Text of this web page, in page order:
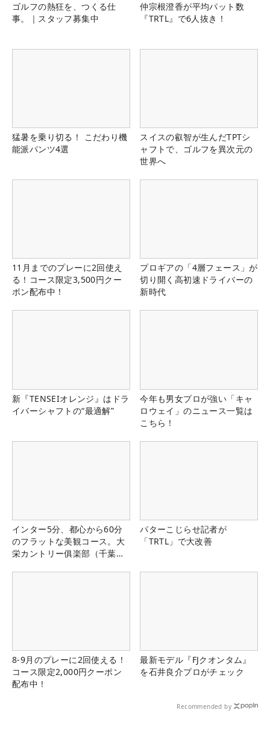
ゴルフの熱狂を、つくる仕
事。｜スタッフ募集中
仲宗根澄香が平均パット数
『TRTL』で6人抜き！
猛暑を乗り切る！ こだわり機
能派パンツ4選
スイスの叡智が生んだTPTシ
ャフトで、ゴルフを異次元の
世界へ
11月までのプレーに2回使え
る！コース限定3,500円クー
ポン配布中！
プロギアの「4層フェース」が
切り開く高初速ドライバーの
新時代
新『TENSEIオレンジ』はドラ
イバーシャフトの“最適解”
今年も男女プロが強い「キャ
ロウェイ」のニュース一覧は
こちら！
インター5分、都心から60分
のフラットな美観コース。大
栄カントリー俱楽部（千葉
パターこじらせ記者が
「TRTL」で大改善
8-9月のプレーに2回使える！
コース限定2,000円クーポン
配布中！
最新モデル『FJクオンタム』
を石井良介プロがチェック
Recommended by